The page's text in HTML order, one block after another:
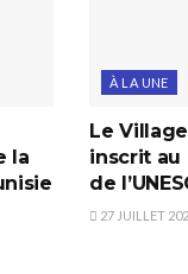
la
À LA UNE
Le
inscrit au
de
27 JUILLET